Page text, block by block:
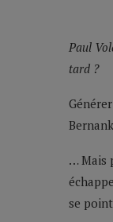
Paul
tard ?
… Mais
se